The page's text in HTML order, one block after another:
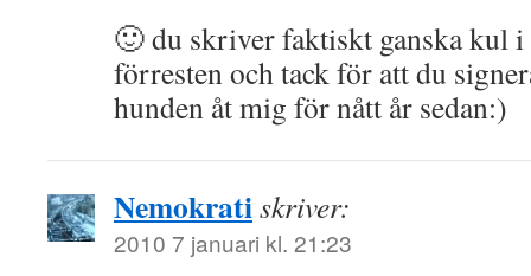
🙂 du skriver faktiskt ganska kul
förresten och tack för att du
hunden åt mig för nått år sedan:)
Nemokratiskriver:
2010 7 januari kl. 21:23